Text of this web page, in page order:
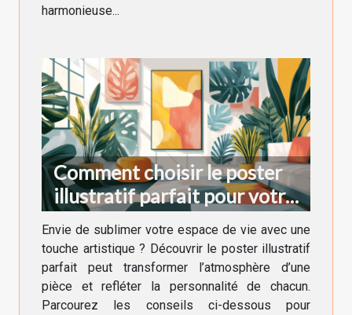
harmonieuse...
Comment choisir le poster
illustratif parfait pour votre
décoration intérieure
Envie de sublimer votre espace de vie avec une
touche artistique ? Découvrir le poster illustratif
parfait peut transformer l’atmosphère d’une
pièce et refléter la personnalité de chacun.
Parcourez les conseils ci-dessous pour